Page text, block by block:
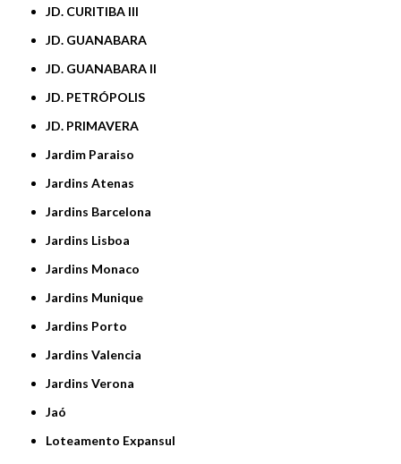
JD. CURITIBA III
JD. GUANABARA
JD. GUANABARA II
JD. PETRÓPOLIS
JD. PRIMAVERA
Jardim Paraiso
Jardins Atenas
Jardins Barcelona
Jardins Lisboa
Jardins Monaco
Jardins Munique
Jardins Porto
Jardins Valencia
Jardins Verona
Jaó
Loteamento Expansul